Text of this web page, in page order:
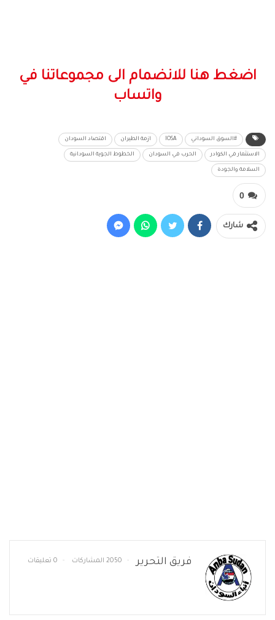
اضغط هنا للانضمام الى مجموعاتنا في
واتساب
#السوق السوداني IOSA ازمة الطيران اقتصاد السودان
الاستثمار في الكوادر الحرب في السودان الخطوط الجوية السودانية
السلامة والجودة
0
شارك
فريق التحرير 2050 المشاركات 0 تعليقات